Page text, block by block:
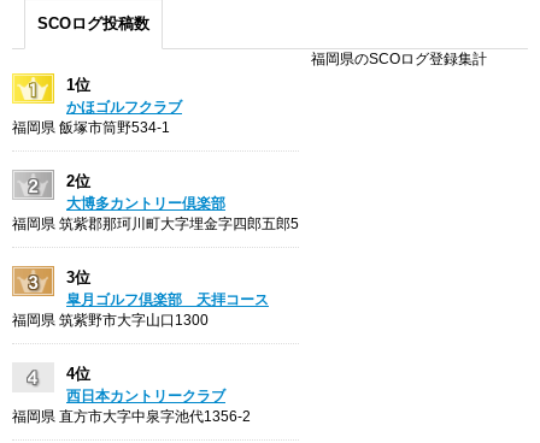
SCOログ投稿数
福岡県のSCOログ登録集計
1位
かほゴルフクラブ
福岡県 飯塚市筒野534-1
2位
大博多カントリー倶楽部
福岡県 筑紫郡那珂川町大字埋金字四郎五郎5
3位
皐月ゴルフ倶楽部 天拝コース
福岡県 筑紫野市大字山口1300
4位
西日本カントリークラブ
福岡県 直方市大字中泉字池代1356-2